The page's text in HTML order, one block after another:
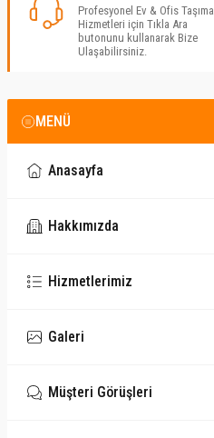
Profesyonel Ev & Ofis Taşıma
Hizmetleri için Tıkla Ara
butonunu kullanarak Bize
Ulaşabilirsiniz.
MENÜ
Anasayfa
Hakkımızda
Hizmetlerimiz
Galeri
Müşteri Görüşleri